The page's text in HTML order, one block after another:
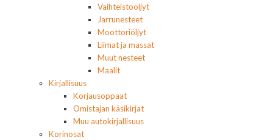
Vaihteistoöljyt
Jarrunesteet
Moottoriöljyt
Liimat ja massat
Muut nesteet
Maalit
Kirjallisuus
Korjausoppaat
Omistajan käsikirjat
Muu autokirjallisuus
Korinosat